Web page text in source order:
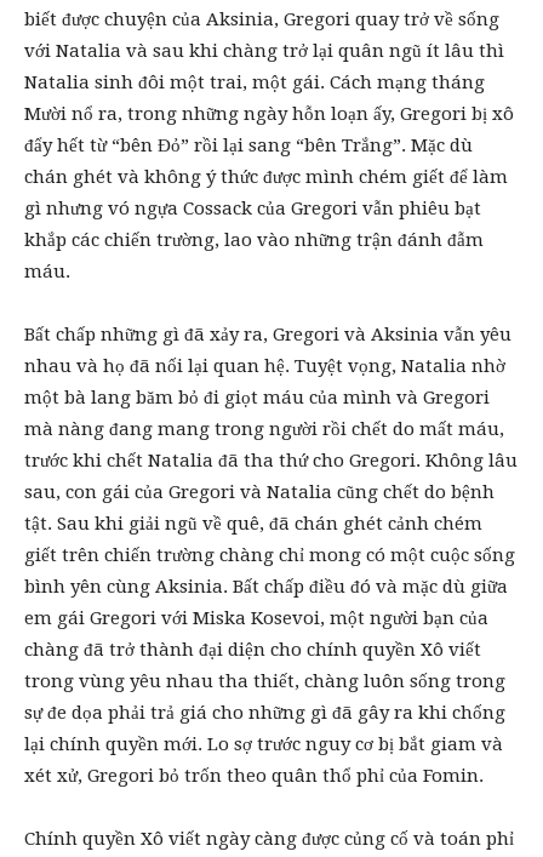
biết được chuyện của Aksinia, Gregori quay trở về sống
với Natalia và sau khi chàng trở lại quân ngũ ít lâu thì
Natalia sinh đôi một trai, một gái. Cách mạng tháng
Mười nổ ra, trong những ngày hỗn loạn ấy, Gregori bị xô
đẩy hết từ “bên Đỏ” rồi lại sang “bên Trắng”. Mặc dù
chán ghét và không ý thức được mình chém giết để làm
gì nhưng vó ngựa Cossack của Gregori vẫn phiêu bạt
khắp các chiến trường, lao vào những trận đánh đẫm
máu.
Bất chấp những gì đã xảy ra, Gregori và Aksinia vẫn yêu
nhau và họ đã nối lại quan hệ. Tuyệt vọng, Natalia nhờ
một bà lang băm bỏ đi giọt máu của mình và Gregori
mà nàng đang mang trong người rồi chết do mất máu,
trước khi chết Natalia đã tha thứ cho Gregori. Không lâu
sau, con gái của Gregori và Natalia cũng chết do bệnh
tật. Sau khi giải ngũ về quê, đã chán ghét cảnh chém
giết trên chiến trường chàng chỉ mong có một cuộc sống
bình yên cùng Aksinia. Bất chấp điều đó và mặc dù giữa
em gái Gregori với Miska Kosevoi, một người bạn của
chàng đã trở thành đại diện cho chính quyền Xô viết
trong vùng yêu nhau tha thiết, chàng luôn sống trong
sự đe dọa phải trả giá cho những gì đã gây ra khi chống
lại chính quyền mới. Lo sợ trước nguy cơ bị bắt giam và
xét xử, Gregori bỏ trốn theo quân thổ phỉ của Fomin.
Chính quyền Xô viết ngày càng được củng cố và toán phỉ